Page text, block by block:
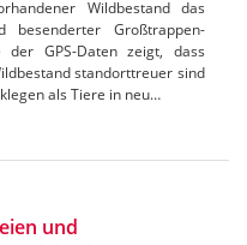
Wildbestand das
besenderter Großtrappen-
der GPS-Daten zeigt, dass
standorttreuer sind
als Tiere in neu…
und